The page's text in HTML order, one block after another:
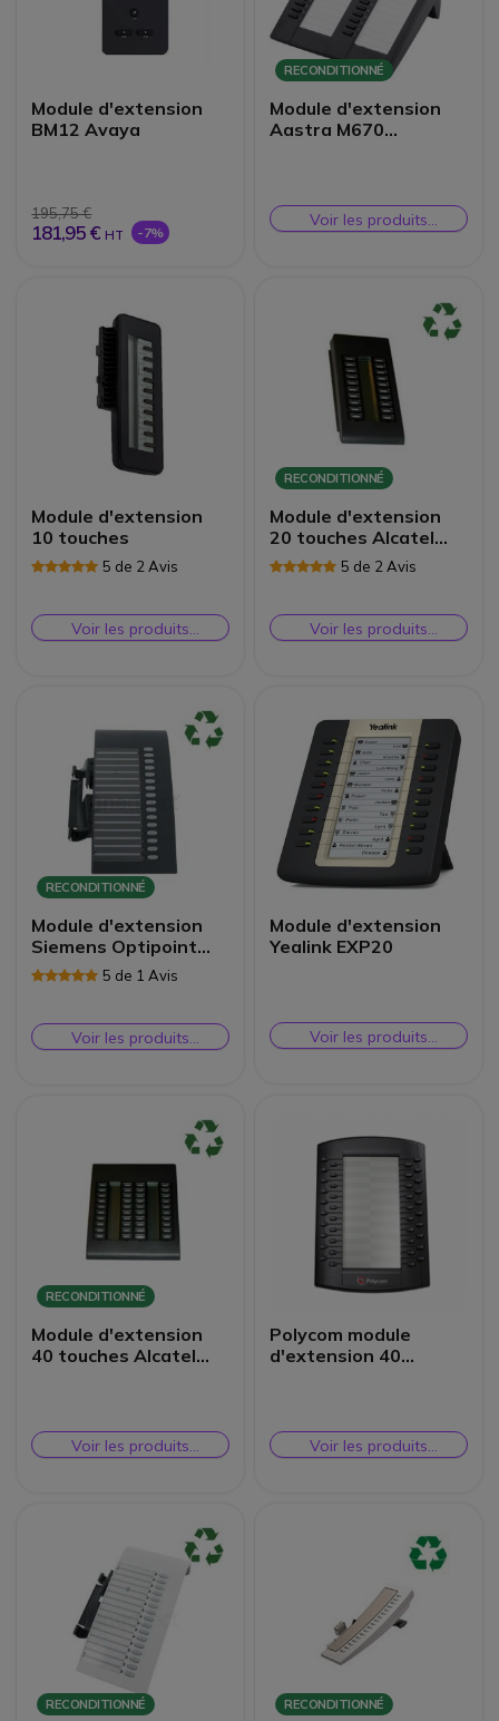
Module d'extension
BM12 Avaya
195,75 €
181,95 € HT -7%
RECONDITIONNÉ
Module d'extension
Aastra M670
Voir les produits
similaires
Module d'extension
10 touches
5 de 2 Avis
Voir les produits
similaires
RECONDITIONNÉ
Module d'extension
20 touches Alcatel
Reflexes
Reconditionné
5 de 2 Avis
Voir les produits
similaires
RECONDITIONNÉ
Module d'extension
Siemens Optipoint
Reconditionné
5 de 1 Avis
Voir les produits
similaires
Module d'extension
Yealink EXP20
Voir les produits
similaires
RECONDITIONNÉ
Module d'extension
40 touches Alcatel
Voir les produits
similaires
Polycom module
d'extension 40
Voir les produits
similaires
RECONDITIONNÉ RECONDITIONNÉ